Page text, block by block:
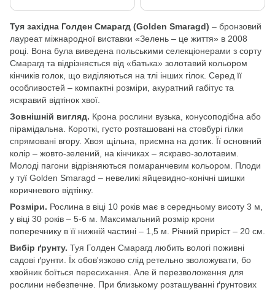
Туя західна Голден Смарагд (Golden Smaragd) – бронзовий
лауреат міжнародної виставки «Зелень – це життя» в 2008
році. Вона була виведена польськими селекціонерами з сорту
Смарагд та відрізняється від «батька» золотавий кольором
кінчиків голок, що виділяються на тлі інших гілок. Серед її
особливостей – компактні розміри, акуратний габітус та
яскравий відтінок хвої.
Зовнішній вигляд. Крона рослини вузька, конусоподібна або
пірамідальна. Короткі, густо розташовані на стовбурі гілки
спрямовані вгору. Хвоя щільна, приємна на дотик. Її основний
колір – жовто-зелений, на кінчиках – яскраво-золотавим.
Молоді пагони відрізняються помаранчевим кольором. Плоди
у туї Golden Smaragd – невеликі яйцевидно-конічні шишки
коричневого відтінку.
Розміри. Рослина в віці 10 років має в середньому висоту 3 м,
у віці 30 років – 5-6 м. Максимальний розмір крони
поперечнику в її нижній частині – 1,5 м. Річний приріст – 20 см.
Вибір ґрунту. Туя Голден Смарагд любить вологі поживні
садові ґрунти. Їх обов'язково слід ретельно зволожувати, бо
хвойник боїться пересихання. Але й перезволоження для
рослини небезпечне. При близькому розташуванні ґрунтових